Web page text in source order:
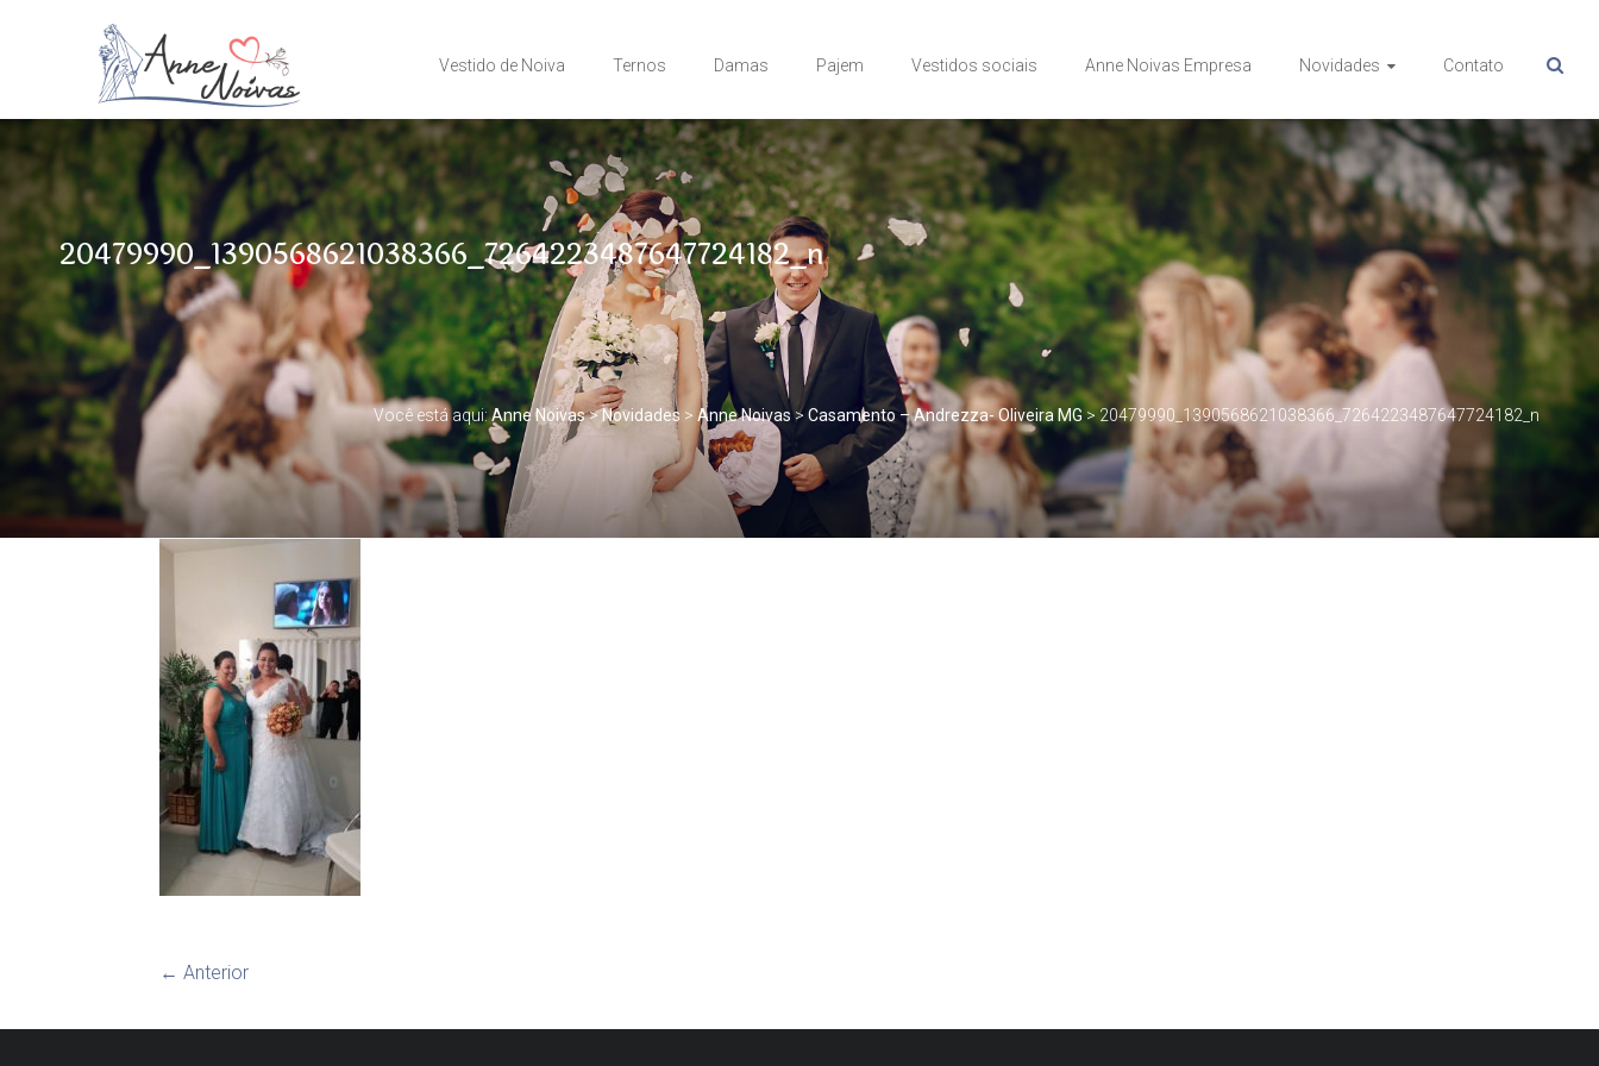
Vestido de Noiva Ternos Damas Pajem Vestidos sociais Anne Noivas Empresa Novidades Contato
20479990_1390568621038366_7264223487647724182_n
Você está aqui:Anne Noivas>Novidades > Anne Noivas> Casamento – Andrezza- Oliveira MG>20479990_1390568621038366_7264223487647724182_n
← Anterior